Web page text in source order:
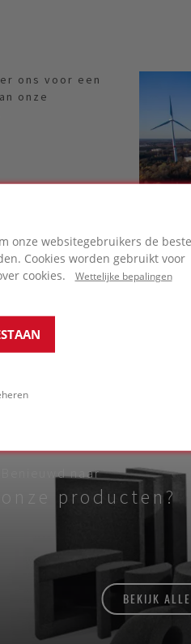
onze websitegebruikers de beste
Cookies worden gebruikt voor
cookies.
Wettelijke bepalingen
ons voor een
onze
Benieuwd naar
onze producten?
BEKIJK